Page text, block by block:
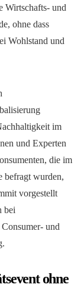
Wirtschafts- und
ohne dass
Wohlstand und
im
und Experten
die im
befragt wurden,
vorgestellt
bei
und
ohne